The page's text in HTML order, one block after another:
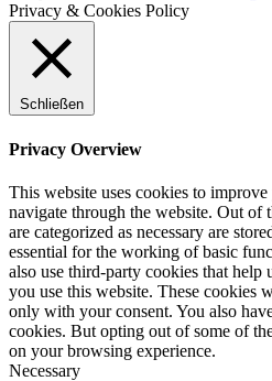
Privacy & Cookies Policy
Schließen
Privacy Overview
This website uses cookies to
navigate through the website. Out of
are categorized as necessary are
essential for the working of basic
also use third-party cookies that help
you use this website. These cookies
only with your consent. You also
cookies. But opting out of some of
on your browsing experience.
Necessary